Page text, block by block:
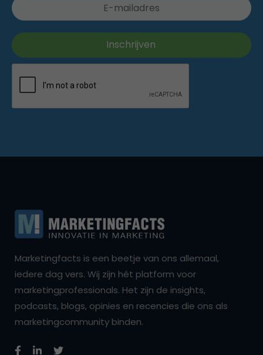
Marketingfacts is een beetje van ons allemaal,
iedere dag vers. Wij zijn hét platform voor
marketingprofessionals. Het zijn de insights,
podcasts, blogs, opinies en recencies die ons als
marketingcommunity binden.